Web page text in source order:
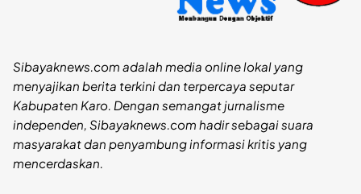
Sibayaknews.com adalah media online lokal yang
menyajikan berita terkini dan terpercaya seputar
Kabupaten Karo. Dengan semangat jurnalisme
independen, Sibayaknews.com hadir sebagai suara
masyarakat dan penyambung informasi kritis yang
mencerdaskan.